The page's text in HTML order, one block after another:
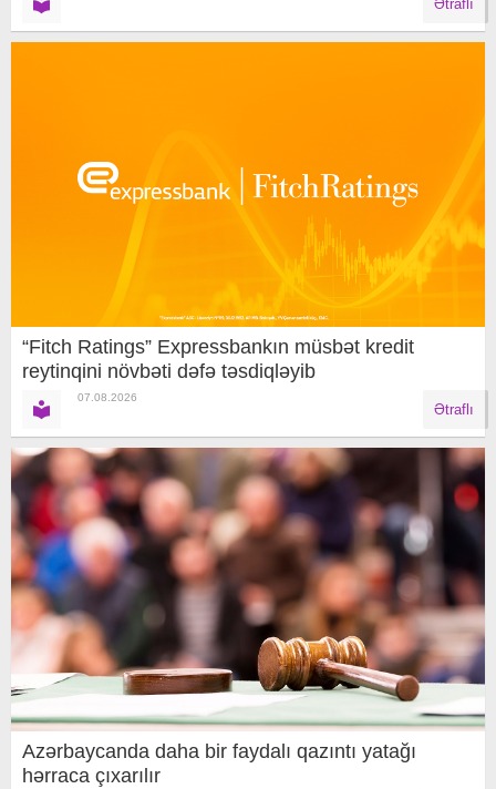
Ətraflı
“Fitch Ratings” Expressbankın müsbət kredit
reytinqini növbəti dəfə təsdiqləyib
07.08.2026
Ətraflı
Azərbaycanda daha bir faydalı qazıntı yatağı
hərraca çıxarılır